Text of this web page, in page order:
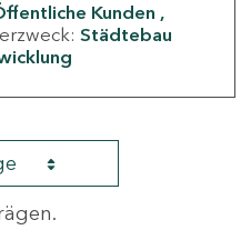
Kunden
Städtebau